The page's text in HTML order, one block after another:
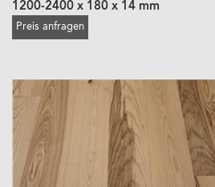
1200-2400 x 180 x 14 mm
Preis anfragen